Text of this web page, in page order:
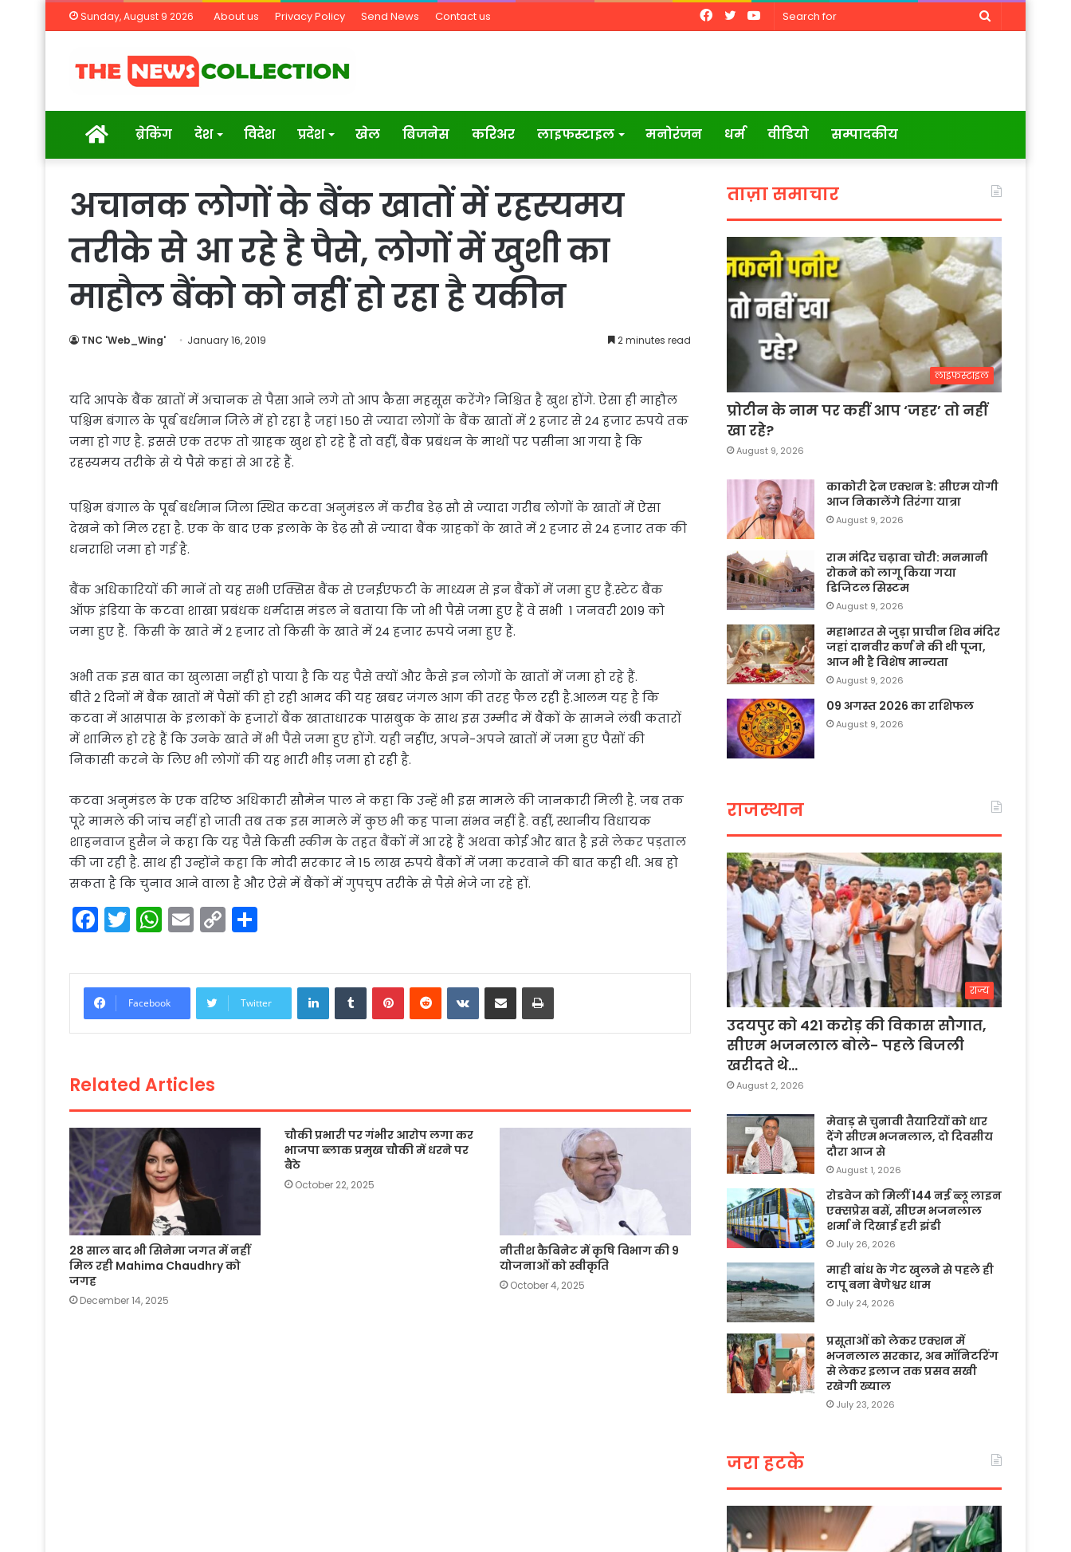
Sunday, August 9 2026 About us Privacy Policy Send News Contact us
Search
YouTube
Twitter
Facebook
Homeब्रेकिंग देश विदेश प्रदेश खेल बिजनेस करिअर लाइफस्टाइल मनोरंजन धर्म वीडियो सम्पादकीय
अचानक लोगों के बैंक खातों में रहस्यमय
तरीके से आ रहे है पैसे, लोगों में खुशी का
माहौल बैंको को नहीं हो रहा है यकीन
TNC 'Web_Wing' January 16, 2019 2 minutes read
यदि आपके बैंक खातों में अचानक से पैसा आने लगे तो आप कैसा महसूस करेंगे? निश्च‍ित है खुश होंगे. ऐसा ही माहौल
पश्च‍िम बंगाल के पूर्ब बर्धमान ज‍िले में हो रहा है जहां 150 से ज्यादा लोगों के बैंक खातों में 2 हजार से 24 हजार रुपये तक
जमा हो गए है. इससे एक तरफ तो ग्राहक खुश हो रहे हैं तो वहीं, बैंक प्रबंधन के माथों पर पसीना आ गया है क‍ि
रहस्यमय तरीके से ये पैसे कहां से आ रहे हैं.
पश्चिम बंगाल के पूर्ब बर्धमान जिला स्थित कटवा अनुमंडल में करीब डेढ़ सौ से ज्यादा गरीब लोगों के खातों में ऐसा
देखने को म‍िल रहा है. एक के बाद एक इलाके के डेढ़ सौ से ज्यादा बैंक ग्राहकों के खाते में 2 हजार से 24 हजार तक की
धनराशि जमा हो गई है.
बैंक अधिकारियों की मानें तो यह सभी एक्सिस बैंक से एनईएफटी के माध्यम से इन बैंकों में जमा हुए हैं.स्टेट बैंक
ऑफ इंडिया के कटवा शाखा प्रबंधक धर्मदास मंडल ने बताया कि जो भी पैसे जमा हुए हैं वे सभी 1 जनवरी 2019 को
जमा हुए हैं. किसी के खाते में 2 हजार तो किसी के खाते में 24 हजार रुपये जमा हुए हैं.
अभी तक इस बात का खुलासा नहीं हो पाया है कि यह पैसे क्यों और कैसे इन लोगों के खातों में जमा हो रहे हैं.
बीते 2 दिनों में बैंक खातों में पैसों की हो रही आमद की यह खबर जंगल आग की तरह फैल रही है.आलम यह है कि
कटवा में आसपास के इलाकों के हजारों बैंक खाताधारक पासबुक के साथ इस उम्मीद में बैंकों के सामने लंबी कतारों
में शामिल हो रहे हैं कि उनके खाते में भी पैसे जमा हुए होंगे. यही नहींए, अपने-अपने खातों में जमा हुए पैसों की
निकासी करने के लिए भी लोगों की यह भारी भीड़ जमा हो रही है.
कटवा अनुमंडल के एक वर‍िष्ठ अध‍िकारी सौमेन पाल ने कहा कि उन्हें भी इस मामले की जानकारी मिली है. जब तक
पूरे मामले की जांच नहीं हो जाती तब तक इस मामले में कुछ भी कह पाना संभव नहीं है. वहीं, स्थानीय विधायक
शाहनवाज हुसैन ने कहा कि यह पैसे किसी स्कीम के तहत बैंकों में आ रहे हैं अथवा कोई और बात है इसे लेकर पड़ताल
की जा रही है. साथ ही उन्होंने कहा कि मोदी सरकार ने 15 लाख रुपये बैंकों में जमा करवाने की बात कही थी. अब हो
सकता है कि चुनाव आने वाला है और ऐसे में बैंकों में गुपचुप तरीके से पैसे भेजे जा रहे हों.
F
a
c
e
b
o
k
T
w
itt
er
W
h
a
ts
A
p
E
m
ai
l
C
o
p
y
Li
ar
e
Facebook Twitter
LinkedInTumblrPinterestReddit VKontakte
Share via Email Print
Related Articles
28 साल बाद भी सिनेमा जगत में नहीं
मिल रही Mahima Chaudhry को
जगह
December 14, 2025
चौकी प्रभारी पर गंभीर आरोप लगा कर
भाजपा ब्लाक प्रमुख चौकी में धरने पर
बैठे
October 22, 2025
नीतीश कैबिनेट में कृषि विभाग की 9
योजनाओं को स्वीकृति
October 4, 2025
ताज़ा समाचार
लाइफस्टाइल
प्रोटीन के नाम पर कहीं आप ‘जहर’ तो नहीं
खा रहे?
August 9, 2026
काकोरी ट्रेन एक्शन डे: सीएम योगी
आज निकालेंगे तिरंगा यात्रा
August 9, 2026
राम मंदिर चढ़ावा चोरी: मनमानी
रोकने को लागू किया गया
डिजिटल सिस्टम
August 9, 2026
महाभारत से जुड़ा प्राचीन शिव मंदिर
जहां दानवीर कर्ण ने की थी पूजा,
आज भी है विशेष मान्यता
August 9, 2026
09 अगस्त 2026 का राशिफल
August 9, 2026
राजस्थान
राज्य
उदयपुर को 421 करोड़ की विकास सौगात,
सीएम भजनलाल बोले- पहले बिजली
खरीदते थे…
August 2, 2026
मेवाड़ से चुनावी तैयारियों को धार
देंगे सीएम भजनलाल, दो दिवसीय
दौरा आज से
August 1, 2026
रोडवेज को मिलीं 144 नई ब्लू लाइन
एक्सप्रेस बसें, सीएम भजनलाल
शर्मा ने दिखाई हरी झंडी
July 26, 2026
माही बांध के गेट खुलने से पहले ही
टापू बना बेणेश्वर धाम
July 24, 2026
प्रसूताओं को लेकर एक्शन में
भजनलाल सरकार, अब मॉनिटरिंग
से लेकर इलाज तक प्रसव सखी
रखेगी ख्याल
July 23, 2026
जरा हटके